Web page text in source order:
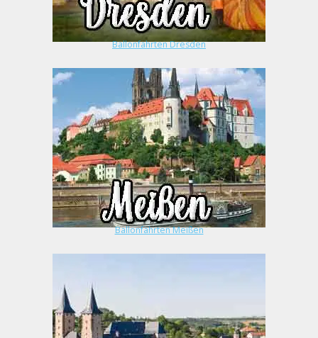
Ballonfahrten Dresden
Ballonfahrten Meißen